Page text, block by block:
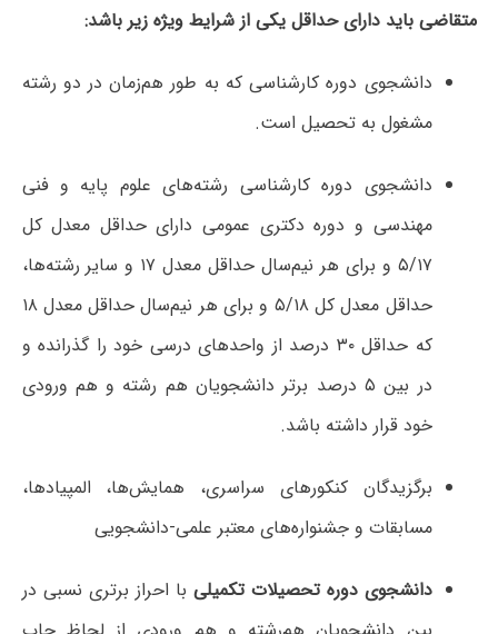
متقاضی باید دارای حداقل یکی از شرایط ویژه زیر باشد:
دانشجوی دوره کارشناسی که به طور هم‌زمان در دو رشته
مشغول به تحصیل است.
دانشجوی دوره کارشناسی رشته‌های علوم پایه و فنی
مهندسی و دوره دکتری عمومی دارای حداقل معدل کل
۵/۱۷ و برای هر نیم‌سال حداقل معدل ۱۷ و سایر رشته‌ها،
حداقل معدل کل ۵/۱۸ و برای هر نیم‌سال حداقل معدل ۱۸
که حداقل ۳۰ درصد از واحدهای درسی خود را گذرانده و
در بین ۵ درصد برتر دانشجویان هم‌ رشته و هم‌ ورودی
خود قرار داشته باشد.
برگزیدگان کنکورهای سراسری، همایش‌ها، المپیادها،
مسابقات و جشنواره‌های معتبر علمی-دانشجویی
دانشجوی دوره تحصیلات تکمیلی با احراز برتری نسبی در